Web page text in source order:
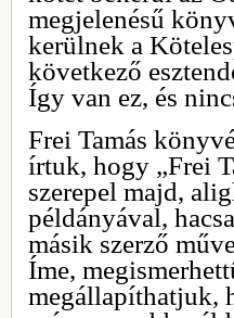
megjelenésű
kerülnek a
következő
Így van ez, és
Frei Tamás
írtuk, hogy „Frei
szerepel majd,
példányával,
másik szerző
Íme,
megállapíthatjuk,